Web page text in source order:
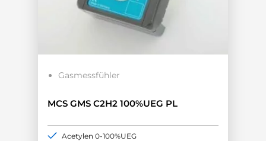
Gasmessfühler
MCS GMS C2H2 100%UEG PL
Acetylen 0-100%UEG